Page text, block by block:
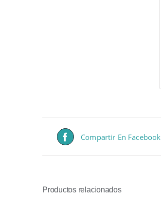
Compartir En Facebook
Productos relacionados